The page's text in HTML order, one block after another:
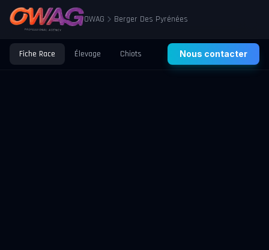
OWAG Berger Des Pyrénées
Fiche Race Élevage Chiots Santé Éducation
Nous contacter